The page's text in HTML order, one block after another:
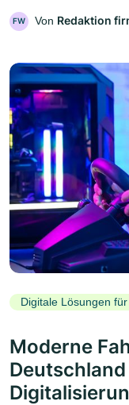
FW Von Redaktion
Digitale Lösungen
Moderne